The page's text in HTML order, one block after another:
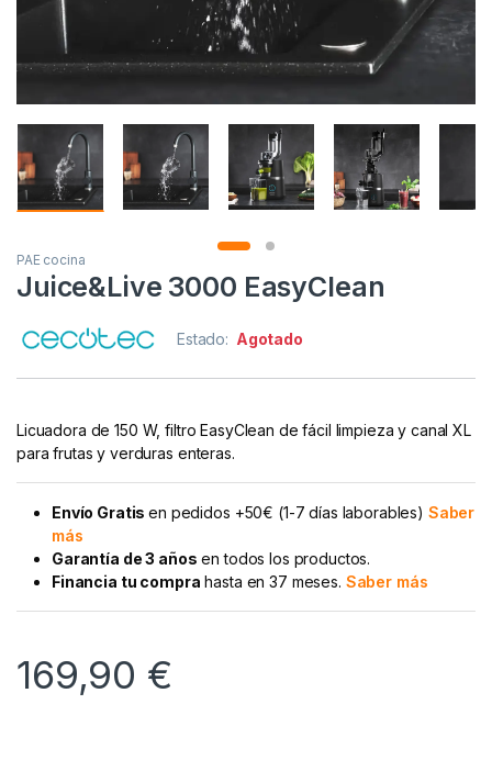
PAE cocina
Juice&Live 3000 EasyClean
Estado: Agotado
Licuadora de 150 W, filtro EasyClean de fácil limpieza y canal XL
para frutas y verduras enteras.
Envío Gratisen pedidos +50€ (1-7 días laborables) Saber
más
Garantía de 3 años en todos los productos.
Financia tu compra hasta en 37 meses. Saber más
169,90 €